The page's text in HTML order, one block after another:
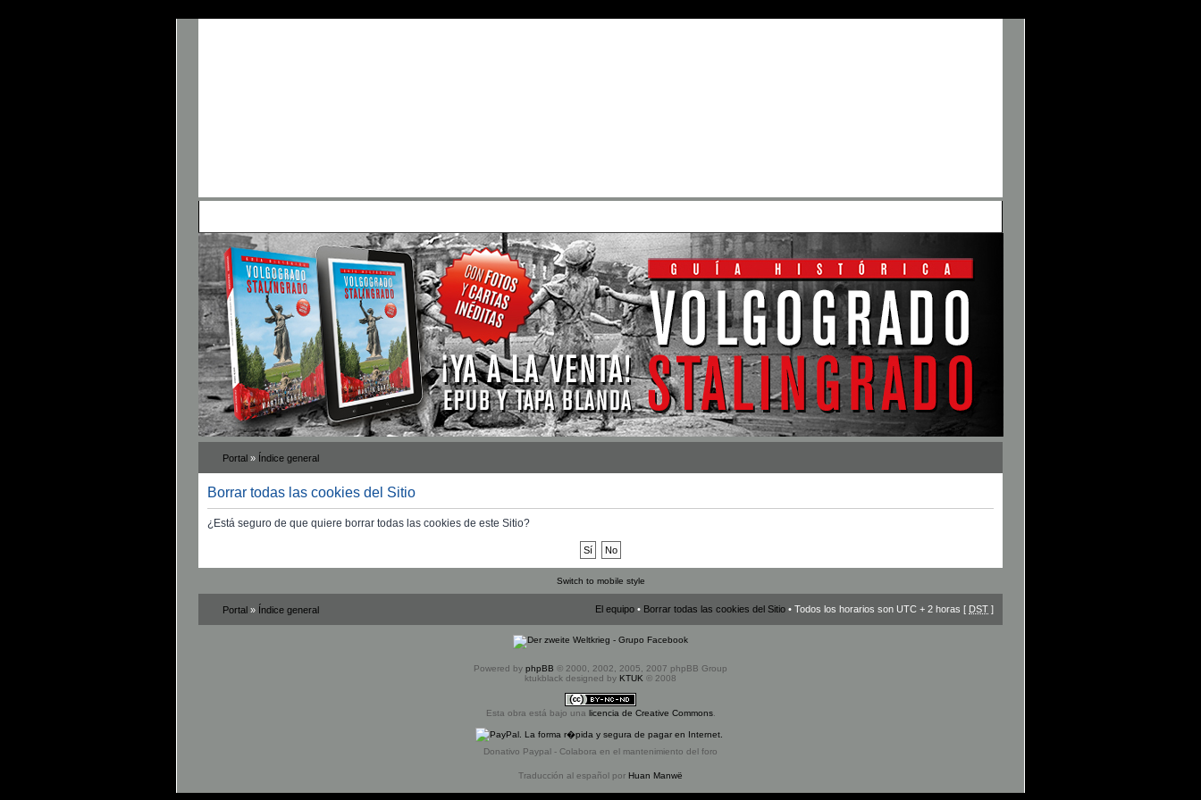
Portal » Índice general
Borrar todas las cookies del Sitio
¿Está seguro de que quiere borrar todas las cookies de este Sitio?
Switch to mobile style
Portal » Índice general El equipo • Borrar todas las cookies del Sitio • Todos los horarios son UTC + 2 horas [ DST ]
Powered by phpBB © 2000, 2002, 2005, 2007 phpBB Group
ktukblack designed by KTUK © 2008
Esta obra está bajo una licencia de Creative Commons.
Donativo Paypal - Colabora en el mantenimiento del foro
Traducción al español por Huan Manwë